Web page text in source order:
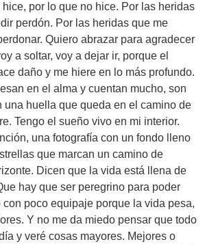
por lo que no hice. Por las heridas
perdón. Por las heridas que me
Quiero abrazar para agradecer
a soltar, voy a dejar ir, porque el
daño y me hiere en lo más profundo.
en el alma y cuentan mucho, son
una huella que queda en el camino de
Tengo el sueño vivo en mi interior.
una fotografía con un fondo lleno
que marcan un camino de
Dicen que la vida está llena de
hay que ser peregrino para poder
con poco equipaje porque la vida pesa,
Y no me da miedo pensar que todo
y veré cosas mayores. Mejores o